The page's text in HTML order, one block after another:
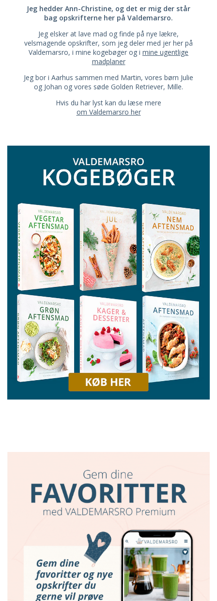
Jeg hedder Ann-Christine, og det er mig der står
bag opskrifterne her på Valdemarsro.
Jeg elsker at lave mad og finde på nye lækre,
velsmagende opskrifter, som jeg deler med jer her på
Valdemarsro, i mine kogebøger og i mine ugentlige
madplaner
Jeg bor i Aarhus sammen med Martin, vores børn Julie
og Johan og vores søde Golden Retriever, Mille.
Hvis du har lyst kan du læse mere
om Valdemarsro her